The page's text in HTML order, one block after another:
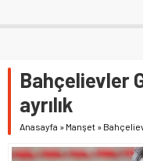
Bahçelievler
ayrılık
Anasayfa » Manşet »